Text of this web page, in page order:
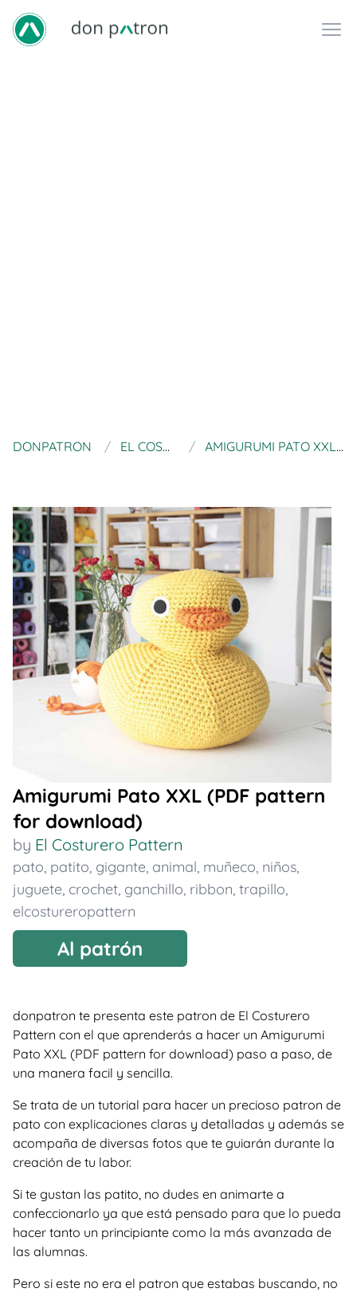
DONPATRON EL COSTURERO PATTERN AMIGURUMI PATO XXL (PDF PATTERN FOR DOWNLOAD)
Amigurumi Pato XXL (PDF pattern
for download)
by El Costurero Pattern
pato, patito, gigante, animal, muñeco, niños,
juguete, crochet, ganchillo, ribbon, trapillo,
elcostureropattern
Al patrón
donpatron te presenta este patron de El Costurero
Pattern con el que aprenderás a hacer un Amigurumi
Pato XXL (PDF pattern for download) paso a paso, de
una manera facil y sencilla.
Se trata de un tutorial para hacer un precioso patron de
pato con explicaciones claras y detalladas y además se
acompaña de diversas fotos que te guiarán durante la
creación de tu labor.
Si te gustan las patito, no dudes en animarte a
confeccionarlo ya que está pensado para que lo pueda
hacer tanto un principiante como la más avanzada de
las alumnas.
Pero si este no era el patron que estabas buscando, no